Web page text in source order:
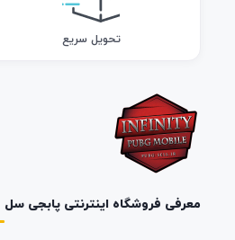
تحویل سریع
معرفی فروشگاه اینترنتی پابجی سل